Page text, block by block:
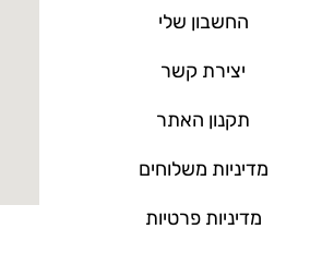
החשבון שלי
יצירת קשר
תקנון האתר
מדיניות משלוחים
מדיניות פרטיות